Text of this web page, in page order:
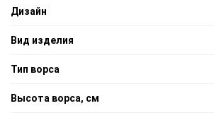
Дизайн
Вид изделия
Тип ворса
Высота ворса, см